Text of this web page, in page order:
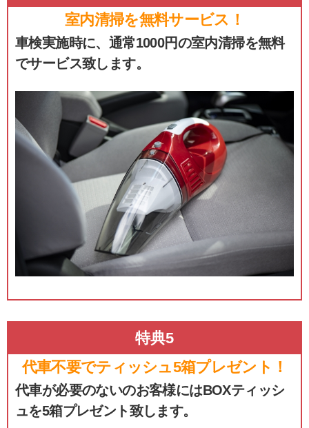
室内清掃を無料サービス！
車検実施時に、通常1000円の室内清掃を無料
でサービス致します。
特典5
代車不要でティッシュ5箱プレゼント！
代車が必要のないのお客様にはBOXティッシ
ュを5箱プレゼント致します。